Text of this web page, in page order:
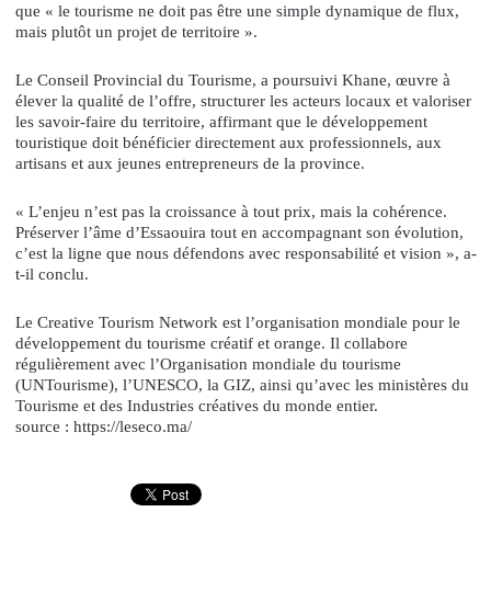
que « le tourisme ne doit pas être une simple dynamique de flux,
mais plutôt un projet de territoire ».
Le Conseil Provincial du Tourisme, a poursuivi Khane, œuvre à
élever la qualité de l’offre, structurer les acteurs locaux et valoriser
les savoir-faire du territoire, affirmant que le développement
touristique doit bénéficier directement aux professionnels, aux
artisans et aux jeunes entrepreneurs de la province.
« L’enjeu n’est pas la croissance à tout prix, mais la cohérence.
Préserver l’âme d’Essaouira tout en accompagnant son évolution,
c’est la ligne que nous défendons avec responsabilité et vision », a-
t-il conclu.
Le Creative Tourism Network est l’organisation mondiale pour le
développement du tourisme créatif et orange. Il collabore
régulièrement avec l’Organisation mondiale du tourisme
(UNTourisme), l’UNESCO, la GIZ, ainsi qu’avec les ministères du
Tourisme et des Industries créatives du monde entier.
source : https://leseco.ma/